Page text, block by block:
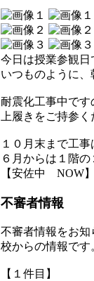
今日は授業参観日
いつものように、
耐震化工事中です
上履きをご持参く
１０月末まで工
６月からは１階
【安佐中 NOW】
不審者情報
不審者情報をお
校からの情報です
【１件目】